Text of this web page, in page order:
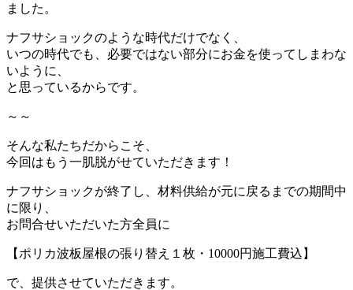
ました。
ナフサショックのような時代だけでなく、
いつの時代でも、必要ではない部分にお金を使ってしまわな
いように、
と思っているからです。
～～
そんな私たちだからこそ、
今回はもう一肌脱がせていただきます！
ナフサショックが終了し、材料供給が元に戻るまでの期間中
に限り、
お問合せいただいた方全員に
【ポリカ波板屋根の張り替え１枚・10000円施工費込】
で、提供させていただきます。